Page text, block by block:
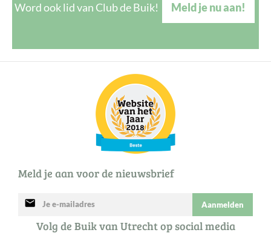
Word ook lid van Club de Buik! Meld je nu aan!
Meld je aan voor de nieuwsbrief
mail Aanmelden
Volg de Buik van Utrecht op social media